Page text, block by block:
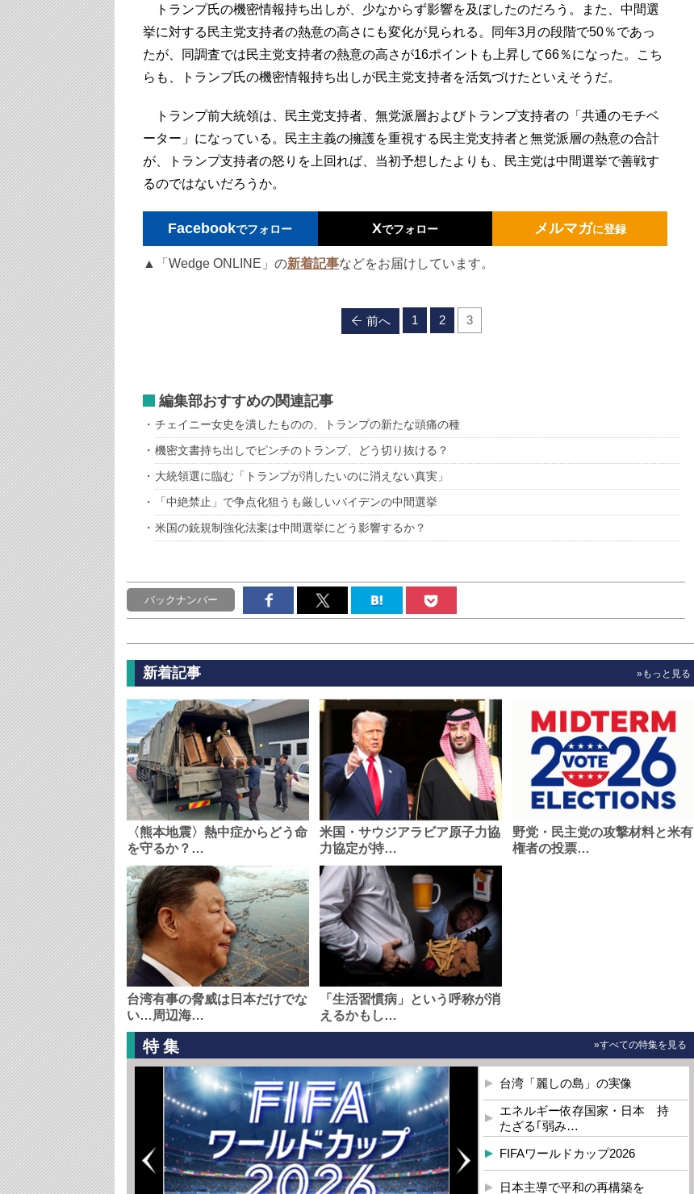
トランプ氏の機密情報持ち出しが、少なからず影響を及ぼしたのだろう。また、中間選
挙に対する民主党支持者の熱意の高さにも変化が見られる。同年3月の段階で50％であっ
たが、同調査では民主党支持者の熱意の高さが16ポイントも上昇して66％になった。こち
らも、トランプ氏の機密情報持ち出しが民主党支持者を活気づけたといえそうだ。
トランプ前大統領は、民主党支持者、無党派層およびトランプ支持者の「共通のモチベ
ーター」になっている。民主主義の擁護を重視する民主党支持者と無党派層の熱意の合計
が、トランプ支持者の怒りを上回れば、当初予想したよりも、民主党は中間選挙で善戦す
るのではないだろうか。
Facebookでフォロー Xでフォロー メルマガに登録
▲「Wedge ONLINE」の新着記事などをお届けしています。
前へ 1 2 3
編集部おすすめの関連記事
チェイニー女史を潰したものの、トランプの新たな頭痛の種
機密文書持ち出しでピンチのトランプ、どう切り抜ける？
大統領選に臨む「トランプが消したいのに消えない真実」
「中絶禁止」で争点化狙うも厳しいバイデンの中間選挙
米国の銃規制強化法案は中間選挙にどう影響するか？
バックナンバー
新着記事 »もっと見る
〈熊本地震〉熱中症からどう命
を守るか？…
米国・サウジアラビア原子力協
力協定が持…
野党・民主党の攻撃材料と米有
権者の投票…
台湾有事の脅威は日本だけでな
い…周辺海…
「生活習慣病」という呼称が消
えるかもし…
特集 »すべての特集を見る
台湾「麗しの島」の実像
エネルギー依存国家・日本 持
たざる｢弱み…
FIFAワールドカップ2026
日本主導で平和の再構築を